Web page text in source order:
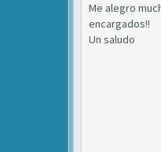
Me alegro
encargados!!
Un saludo